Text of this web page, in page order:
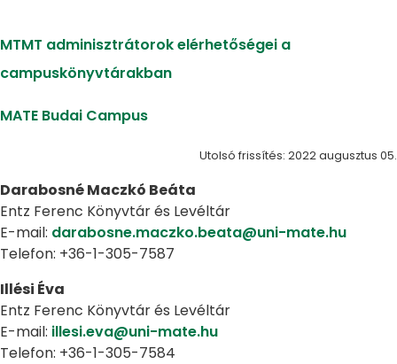
MTMT adminisztrátorok elérhetőségei a
campuskönyvtárakban
MATE Budai Campus
Utolsó frissítés: 2022 augusztus 05.
Darabosné Maczkó Beáta
Entz Ferenc Könyvtár és Levéltár
E-mail: darabosne.maczko.beata@uni-mate.hu
Telefon: +36-1-305-7587
Illési Éva
Entz Ferenc Könyvtár és Levéltár
E-mail: illesi.eva@uni-mate.hu
Telefon: +36-1-305-7584